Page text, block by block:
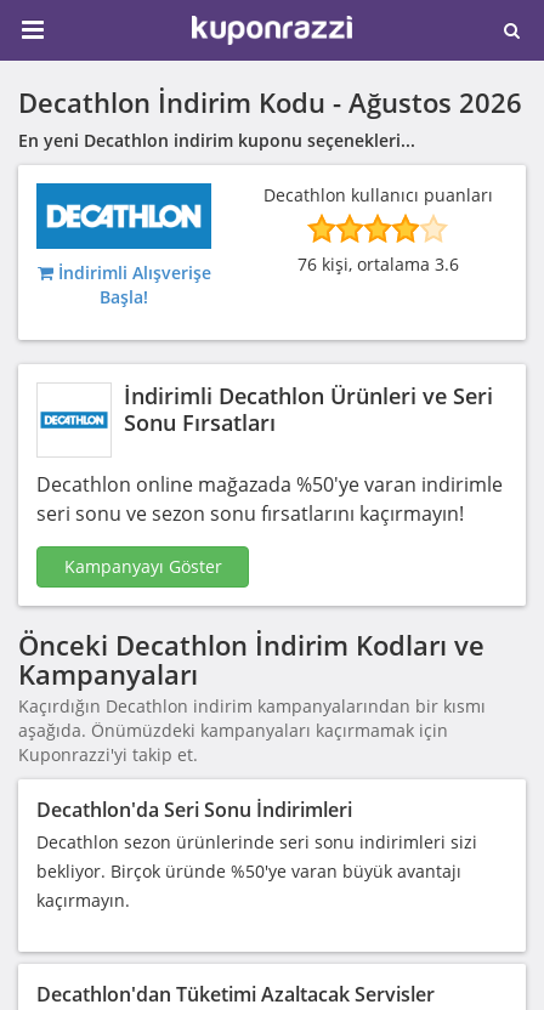
Decathlon İndirim Kodu - Ağustos 2026
En yeni Decathlon indirim kuponu seçenekleri...
İndirimli Alışverişe
Başla!
Decathlon kullanıcı puanları
76 kişi, ortalama 3.6
İndirimli Decathlon Ürünleri ve Seri
Sonu Fırsatları
Decathlon online mağazada %50'ye varan indirimle
seri sonu ve sezon sonu fırsatlarını kaçırmayın!
Kampanyayı Göster
Önceki Decathlon İndirim Kodları ve
Kampanyaları
Kaçırdığın Decathlon indirim kampanyalarından bir kısmı
aşağıda. Önümüzdeki kampanyaları kaçırmamak için
Kuponrazzi'yi takip et.
Decathlon'da Seri Sonu İndirimleri
Decathlon sezon ürünlerinde seri sonu indirimleri sizi
bekliyor. Birçok üründe %50'ye varan büyük avantajı
kaçırmayın.
Decathlon'dan Tüketimi Azaltacak Servisler